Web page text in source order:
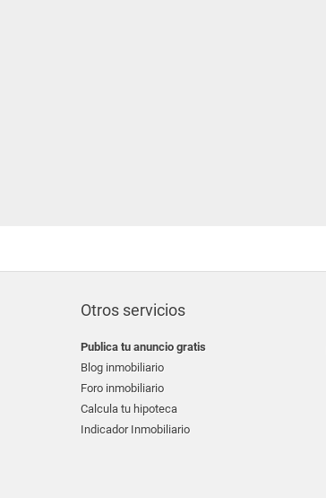
Otros servicios
Publica tu anuncio gratis
Blog inmobiliario
Foro inmobiliario
Calcula tu hipoteca
Indicador Inmobiliario